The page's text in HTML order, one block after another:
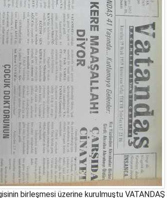
birleşmesi üzerine kurulmuştu VATANDAŞ